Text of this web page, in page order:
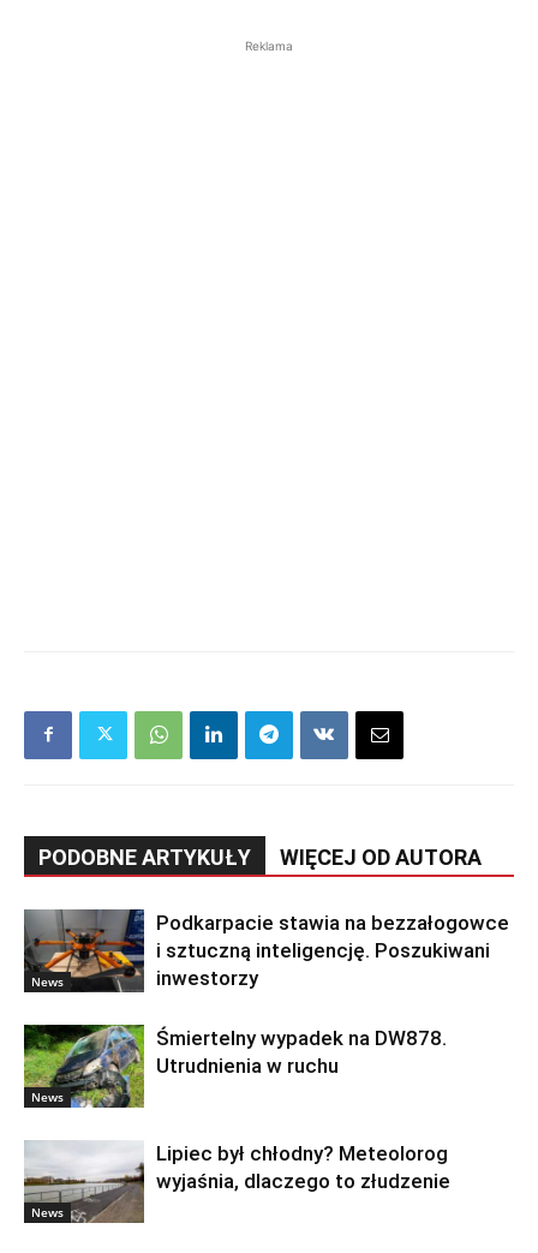
Reklama
PODOBNE ARTYKUŁY WIĘCEJ OD AUTORA
News
Podkarpacie stawia na bezzałogowce
i sztuczną inteligencję. Poszukiwani
inwestorzy
News
Śmiertelny wypadek na DW878.
Utrudnienia w ruchu
News
Lipiec był chłodny? Meteolorog
wyjaśnia, dlaczego to złudzenie